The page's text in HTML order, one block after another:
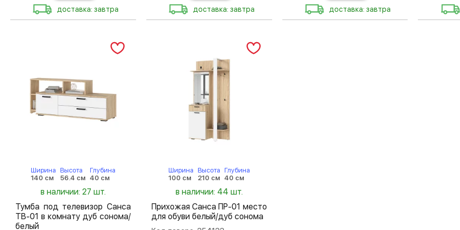
доставка: завтра доставка: завтра доставка: завтра
Ширина
140 см
Высота
56.4 см
Глубина
40 см
в наличии: 27 шт.
Тумба под телевизор Санса
ТВ-01 в комнату дуб сонома/
белый
Ширина
100 см
Высота
210 см
Глубина
40 см
в наличии: 44 шт.
Прихожая Санса ПР-01 место
для обуви белый/дуб сонома